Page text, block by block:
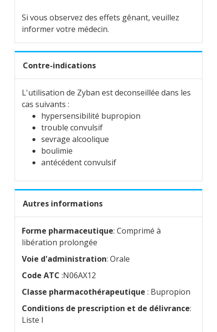
Si vous observez des effets gênant, veuillez
informer votre médecin.
Contre-indications
L'utilisation de Zyban est deconseillée dans les
cas suivants :
hypersensibilité bupropion
trouble convulsif
sevrage alcoolique
boulimie
antécédent convulsif
Autres informations
Forme pharmaceutique: Comprimé à
libération prolongée
Voie d'administration: Orale
Code ATC :N06AX12
Classe pharmacothérapeutique : Bupropion
Conditions de prescription et de délivrance:
Liste I